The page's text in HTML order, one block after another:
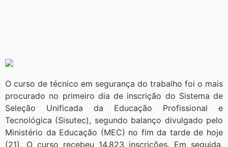
O curso de técnico em segurança do trabalho foi o mais
procurado no primeiro dia de inscrição do Sistema de
Seleção Unificada da Educação Profissional e
Tecnológica (Sisutec), segundo balanço divulgado pelo
Ministério da Educação (MEC) no fim da tarde de hoje
(21). O curso recebeu 14.823 inscrições. Em seguida,